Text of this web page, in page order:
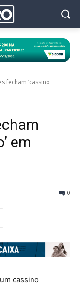
fecham ‘cassino
em
0
cassino